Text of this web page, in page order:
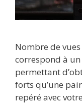
Nombre de
correspond à
permettant
forts qu’une
repéré avec